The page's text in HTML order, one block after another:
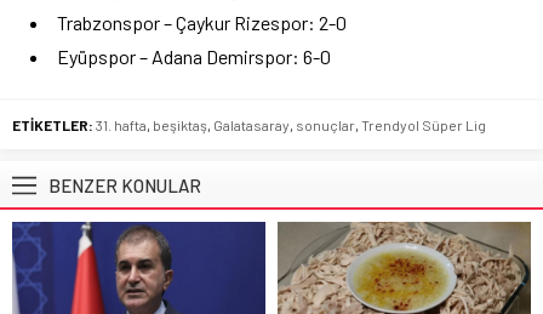
Trabzonspor – Çaykur Rizespor: 2-0
Eyüpspor – Adana Demirspor: 6-0
ETİKETLER: 31. hafta, beşiktaş, Galatasaray, sonuçlar, Trendyol Süper Lig
BENZER KONULAR